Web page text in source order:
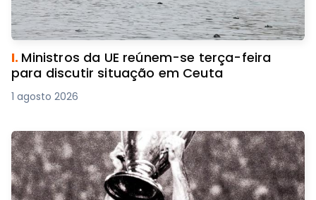
I. Ministros da UE reúnem-se terça-feira
para discutir situação em Ceuta
1 agosto 2026